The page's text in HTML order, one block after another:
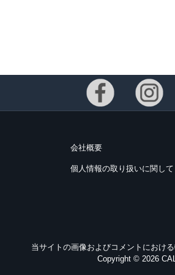
会社概要
個人情報の取り扱いに関して
当サイトの画像およびコメントにおけ
Copyright © 2026